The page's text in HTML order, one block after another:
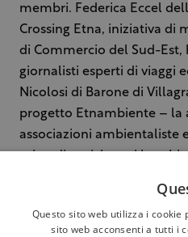
membri. Federica Eccel
Crossing Etna, iniziativa di
di Commercio del Sud-Est,
giornalisti esperti di viaggi
Nicolosi di Barone di
progetto Etnambiente – la
associazioni ambientaliste
supportarla saranno
Costantino di Terra
Questo sito web utilizza i
sito web acconsenti a tutti i